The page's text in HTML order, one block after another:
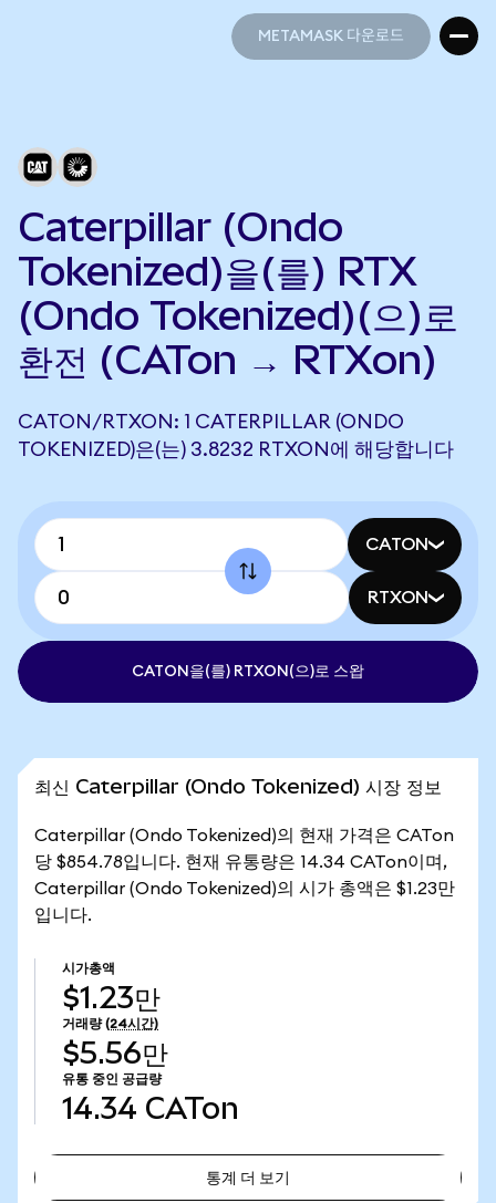
METAMASK 다운로드
Caterpillar (Ondo
Tokenized)을(를) RTX
(Ondo Tokenized)(으)로
환전 (CATon → RTXon)
CATON/RTXON: 1 CATERPILLAR (ONDO
TOKENIZED)은(는) 3.8232 RTXON에 해당합니다
CATON
RTXON
CATON을(를) RTXON(으)로 스왑
최신 Caterpillar (Ondo Tokenized) 시장 정보
Caterpillar (Ondo Tokenized)의 현재 가격은 CATon
당 $854.78입니다. 현재 유통량은 14.34 CATon이며,
Caterpillar (Ondo Tokenized)의 시가 총액은 $1.23만
입니다.
시가총액
$1.23만
거래량 (24시간)
$5.56만
유통 중인 공급량
14.34 CATon
통계 더 보기